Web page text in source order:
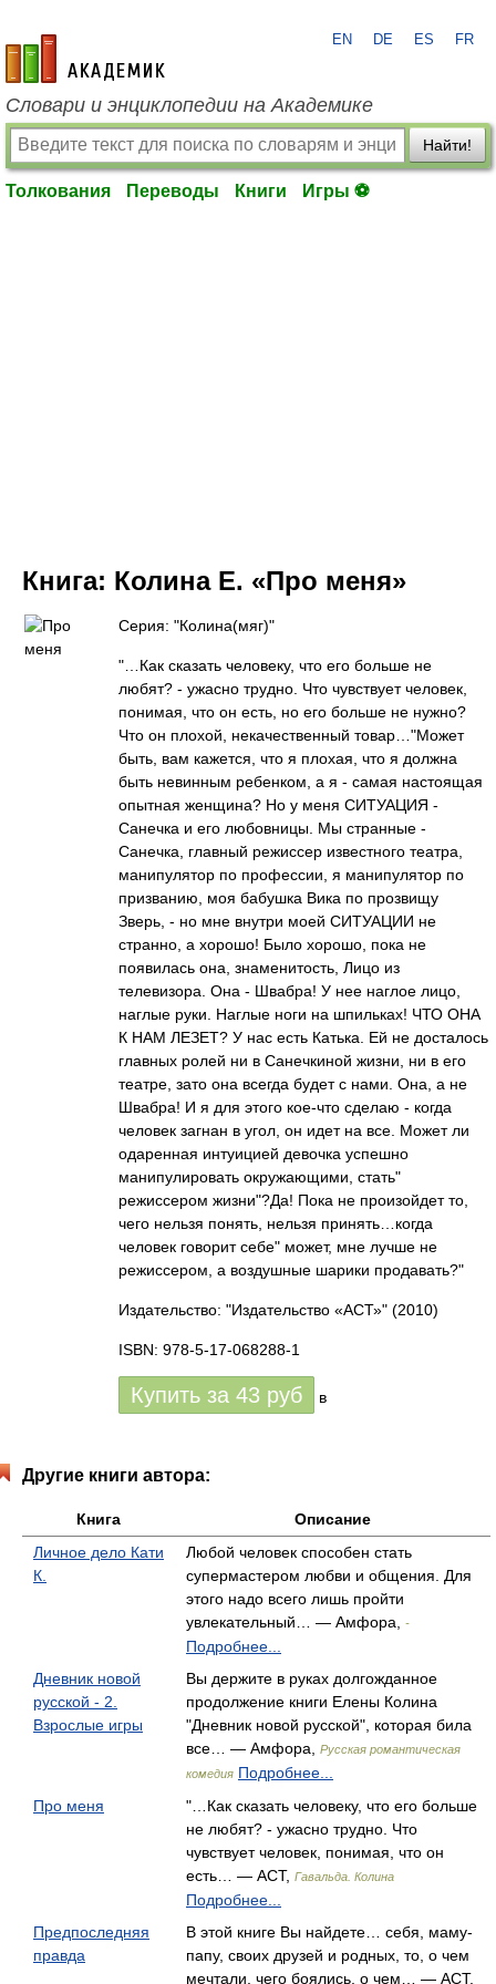
academic.ru
EN DE ES FR
Словари и энциклопедии на Академике
Найти!
Толкования Переводы Книги Игры ⚽
Книга: Колина Е. «Про меня»
Серия: "Колина(мяг)"
"…Как сказать человеку, что его больше не
любят? - ужасно трудно. Что чувствует человек,
понимая, что он есть, но его больше не нужно?
Что он плохой, некачественный товар…"Может
быть, вам кажется, что я плохая, что я должна
быть невинным ребенком, а я - самая настоящая
опытная женщина? Но у меня СИТУАЦИЯ -
Санечка и его любовницы. Мы странные -
Санечка, главный режиссер известного театра,
манипулятор по профессии, я манипулятор по
призванию, моя бабушка Вика по прозвищу
Зверь, - но мне внутри моей СИТУАЦИИ не
странно, а хорошо! Было хорошо, пока не
появилась она, знаменитость, Лицо из
телевизора. Она - Швабра! У нее наглое лицо,
наглые руки. Наглые ноги на шпильках! ЧТО ОНА
К НАМ ЛЕЗЕТ? У нас есть Катька. Ей не досталось
главных ролей ни в Санечкиной жизни, ни в его
театре, зато она всегда будет с нами. Она, а не
Швабра! И я для этого кое-что сделаю - когда
человек загнан в угол, он идет на все. Может ли
одаренная интуицией девочка успешно
манипулировать окружающими, стать"
режиссером жизни"?Да! Пока не произойдет то,
чего нельзя понять, нельзя принять…когда
человек говорит себе" может, мне лучше не
режиссером, а воздушные шарики продавать?"
Издательство: "Издательство «АСТ»" (2010)
ISBN: 978-5-17-068288-1
Купить за 43 руб в
Другие книги автора:
Книга
Описание
Личное дело Кати
К.
Любой человек способен стать
супермастером любви и общения. Для
этого надо всего лишь пройти
увлекательный… — Амфора,
-
Подробнее...
Дневник новой
русской - 2.
Взрослые игры
Вы держите в руках долгожданное
продолжение книги Елены Колина
"Дневник новой русской", которая била
все… — Амфора,
Русская романтическая
комедия Подробнее...
Про меня
"…Как сказать человеку, что его больше
не любят? - ужасно трудно. Что
чувствует человек, понимая, что он
есть… — АСТ, Гавальда. Колина
Подробнее...
Предпоследняя
правда
В этой книге Вы найдете… себя, маму-
папу, своих друзей и родных, то, о чем
мечтали, чего боялись, о чем… — АСТ,